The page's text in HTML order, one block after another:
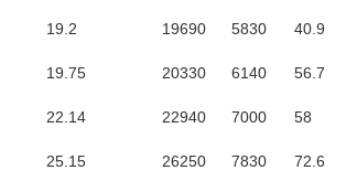
19.2 19690 5830 40.9
19.75 20330 6140 56.7
22.14 22940 7000 58
25.15 26250 7830 72.6